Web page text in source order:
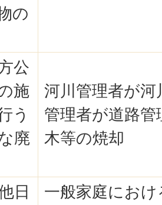
の
公
施
う
廃
河川管理者が
管理者が道路
木等の焼却
日
一般家庭にお